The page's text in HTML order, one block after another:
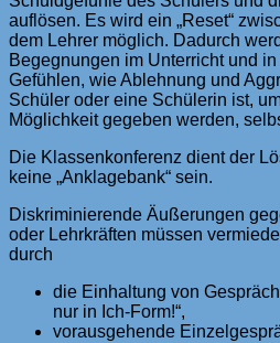
auflösen. Es wird ein „Reset“
dem Lehrer möglich. Dadurch
Begegnungen im Unterricht und
Gefühlen, wie Ablehnung und
Schüler oder eine Schülerin ist,
Möglichkeit gegeben werden,
Die Klassenkonferenz dient der
keine „Anklagebank“ sein.
Diskriminierende Äußerungen
oder Lehrkräften müssen
durch
die Einhaltung von
nur in Ich-Form!“,
vorausgehende